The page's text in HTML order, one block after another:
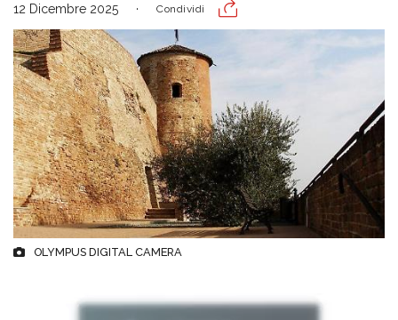
12 Dicembre 2025 Condividi
OLYMPUS DIGITAL CAMERA